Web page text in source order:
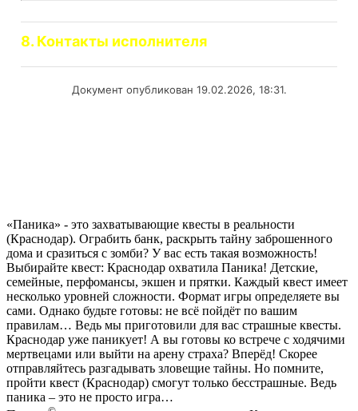
8. Контакты исполнителя
Документ опубликован 19.02.2026, 18:31.
«Паника» - это захватывающие квесты в реальности
(Краснодар). Ограбить банк, раскрыть тайну заброшенного
дома и сразиться с зомби? У вас есть такая возможность!
Выбирайте квест: Краснодар охватила Паника! Детские,
семейные, перфомансы, экшен и прятки. Каждый квест имеет
несколько уровней сложности. Формат игры определяете вы
сами. Однако будьте готовы: не всё пойдёт по вашим
правилам… Ведь мы приготовили для вас страшные квесты.
Краснодар уже паникует! А вы готовы ко встрече с ходячими
мертвецами или выйти на арену страха? Вперёд! Скорее
отправляйтесь разгадывать зловещие тайны. Но помните,
пройти квест (Краснодар) смогут только бесстрашные. Ведь
паника – это не просто игра…